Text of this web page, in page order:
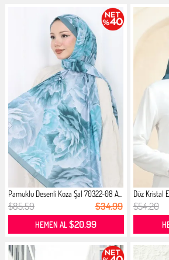
Pamuklu Desenli Koza Şal 70322-08 A...
$85.59 $34.99
HEMEN AL$20.99
Düz Kristal
$54.20